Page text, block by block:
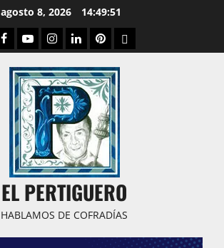
agosto 8, 2026 14:49:52
Facebook
YoutubeInstagram
LinkedPinterestDribbble
EL PERTIGUERO
HABLAMOS DE COFRADÍAS